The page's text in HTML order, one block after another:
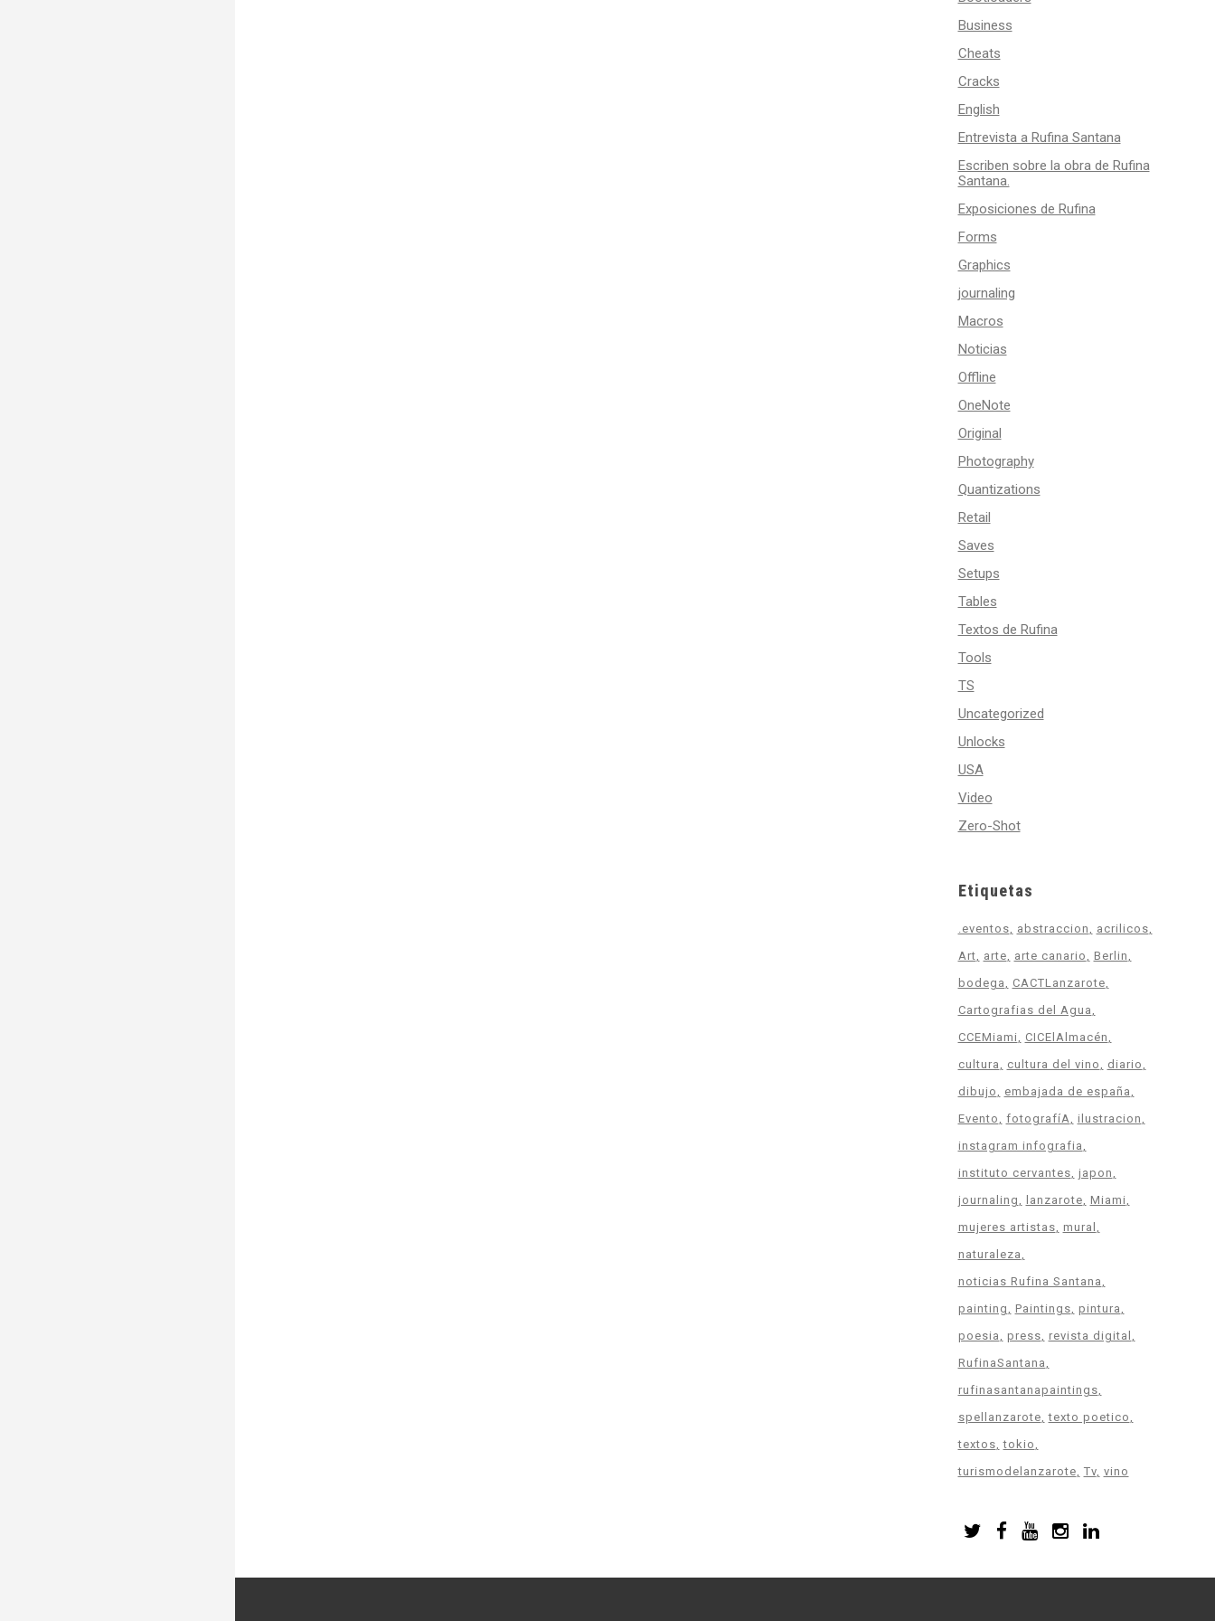
Business
Cheats
Cracks
English
Entrevista a Rufina Santana
Escriben sobre la obra de Rufina
Santana.
Exposiciones de Rufina
Forms
Graphics
journaling
Macros
Noticias
Offline
OneNote
Original
Photography
Quantizations
Retail
Saves
Setups
Tables
Textos de Rufina
Tools
TS
Uncategorized
Unlocks
USA
Video
Zero-Shot
Etiquetas
.eventos abstraccion
acrilicos
Art
arte arte canario
Berlin
bodega
CACTLanzarote
Cartografias del Agua
CCEMiami
CICElAlmacén
cultura
cultura del vino
diario
dibujo
embajada de españa
Evento
fotografíA ilustracion
instagram infografia
instituto cervantes japon
journaling
lanzarote Miami
mujeres artistas mural
naturaleza
noticias Rufina Santana
painting
Paintings pintura
poesia
press revista digital
RufinaSantana
rufinasantanapaintings
spellanzarote texto poetico
textos tokio
turismodelanzarote Tv vino